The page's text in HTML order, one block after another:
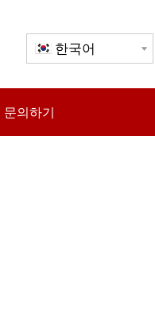
한국어
문의하기